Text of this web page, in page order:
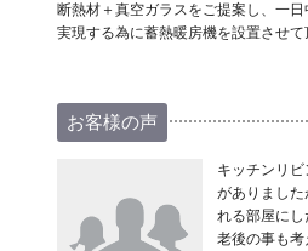
断熱材＋真空ガラスをご提案し、一
実現する為に蓄熱暖房機を設置させて
お客様の声
キッチンリ
がありました
れる部屋にし
老後の事も